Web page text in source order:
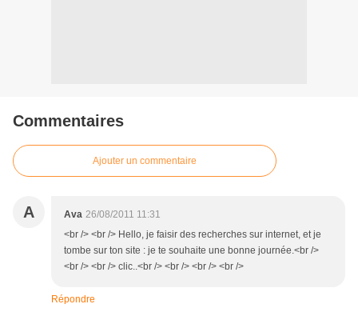
Commentaires
Ajouter un commentaire
A Ava 26/08/2011 11:31
<br /> <br /> Hello, je faisir des recherches sur internet, et je
tombe sur ton site : je te souhaite une bonne journée.<br />
<br /> <br /> clic..<br /> <br /> <br /> <br />
Répondre